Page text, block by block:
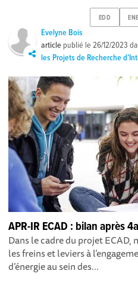
EDD
Evelyne Bois
article publié le26/12/2023
les Projets de Recherche
APR-IR ECAD : bilan après
Dans le cadre du projet
les freins et leviers à
d’énergie au sein des...